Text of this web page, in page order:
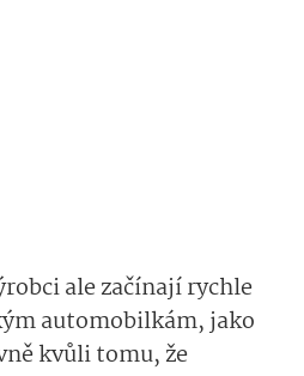
ale začínají rychle
automobilkám, jako
kvůli tomu, že